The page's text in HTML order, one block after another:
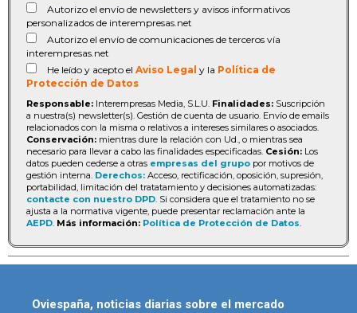
Autorizo el envío de newsletters y avisos informativos
personalizados de interempresas.net
Autorizo el envío de comunicaciones de terceros vía
interempresas.net
He leído y acepto el Aviso Legal y la Política de
Protección de Datos
Responsable: Interempresas Media, S.L.U. Finalidades: Suscripción
a nuestra(s) newsletter(s). Gestión de cuenta de usuario. Envío de emails
relacionados con la misma o relativos a intereses similares o asociados.
Conservación: mientras dure la relación con Ud., o mientras sea
necesario para llevar a cabo las finalidades especificadas. Cesión: Los
datos pueden cederse a otras empresas del grupo por motivos de
gestión interna. Derechos: Acceso, rectificación, oposición, supresión,
portabilidad, limitación del tratatamiento y decisiones automatizadas:
contacte con nuestro DPD. Si considera que el tratamiento no se
ajusta a la normativa vigente, puede presentar reclamación ante la
AEPD. Más información: Política de Protección de Datos.
Oviespaña, noticias diarias sobre el mercado